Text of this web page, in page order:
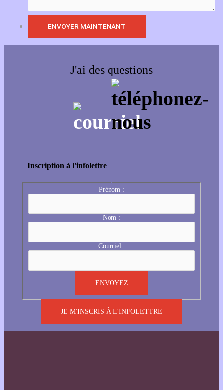
J'ai des questions
Inscription à l'infolettre
Prénom :
Nom :
Courriel :
JE M'INSCRIS À L'INFOLETTRE